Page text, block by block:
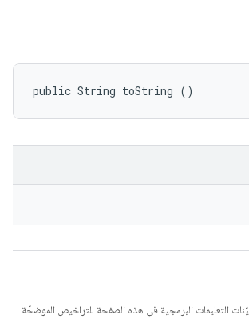
public String toString ()
التعليمات البرمجية في هذه الصفحة للتراخيص الموضحّة